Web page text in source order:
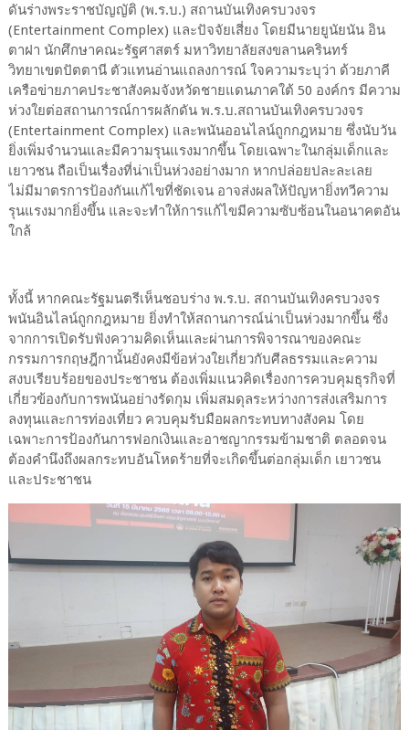
ดันร่างพระราชบัญญัติ (พ.ร.บ.) สถานบันเทิงครบวงจร
(Entertainment Complex) และปัจจัยเสี่ยง โดยมีนายยูนัยนัน อิน
ตาฝา นักศึกษาคณะรัฐศาสตร์ มหาวิทยาลัยสงขลานครินทร์
วิทยาเขตปัตตานี ตัวแทนอ่านแถลงการณ์ ใจความระบุว่า ด้วยภาคี
เครือข่ายภาคประชาสังคมจังหวัดชายแดนภาคใต้ 50 องค์กร มีความ
ห่วงใยต่อสถานการณ์การผลักดัน พ.ร.บ.สถานบันเทิงครบวงจร
(Entertainment Complex) และพนันออนไลน์ถูกกฎหมาย ซึ่งนับวัน
ยิ่งเพิ่มจำนวนและมีความรุนแรงมากขึ้น โดยเฉพาะในกลุ่มเด็กและ
เยาวชน ถือเป็นเรื่องที่น่าเป็นห่วงอย่างมาก หากปล่อยปละละเลย
ไม่มีมาตรการป้องกันแก้ไขที่ชัดเจน อาจส่งผลให้ปัญหายิ่งทวีความ
รุนแรงมากยิ่งขึ้น และจะทำให้การแก้ไขมีความซับซ้อนในอนาคตอัน
ใกล้
ทั้งนี้ หากคณะรัฐมนตรีเห็นชอบร่าง พ.ร.บ. สถานบันเทิงครบวงจร
พนันอินไลน์ถูกกฎหมาย ยิ่งทำให้สถานการณ์น่าเป็นห่วงมากขึ้น ซึ่ง
จากการเปิดรับฟังความคิดเห็นและผ่านการพิจารณาของคณะ
กรรมการกฤษฎีกานั้นยังคงมีข้อห่วงใยเกี่ยวกับศีลธรรมและความ
สงบเรียบร้อยของประชาชน ต้องเพิ่มแนวคิดเรื่องการควบคุมธุรกิจที่
เกี่ยวข้องกับการพนันอย่างรัดกุม เพิ่มสมดุลระหว่างการส่งเสริมการ
ลงทุนและการท่องเที่ยว ควบคุมรับมือผลกระทบทางสังคม โดย
เฉพาะการป้องกันการฟอกเงินและอาชญากรรมข้ามชาติ ตลอดจน
ต้องคำนึงถึงผลกระทบอันโหดร้ายที่จะเกิดขึ้นต่อกลุ่มเด็ก เยาวชน
และประชาชน